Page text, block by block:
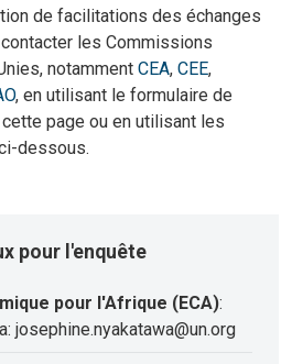
de facilitations des échanges
les Commissions
notamment CEA, CEE,
, en utilisant le formulaire de
page ou en utilisant les
dessous.
pour l'enquête
pour l'Afrique (ECA):
josephine.nyakatawa@un.org